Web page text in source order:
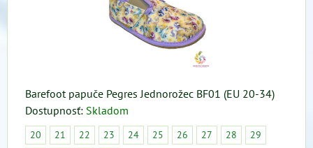
Barefoot papuče Pegres Jednorožec BF01 (EU 20-34)
Dostupnosť: Skladom
20 21 22 23 24 25 26 27 28
29